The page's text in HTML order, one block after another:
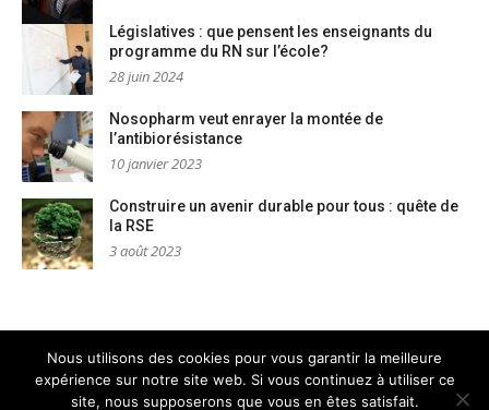
Législatives : que pensent les enseignants du
programme du RN sur l’école?
28 juin 2024
Nosopharm veut enrayer la montée de
l’antibiorésistance
10 janvier 2023
Construire un avenir durable pour tous : quête de
la RSE
3 août 2023
Mentions légales
Nous contacter
Nous utilisons des cookies pour vous garantir la meilleure
expérience sur notre site web. Si vous continuez à utiliser ce
site, nous supposerons que vous en êtes satisfait.